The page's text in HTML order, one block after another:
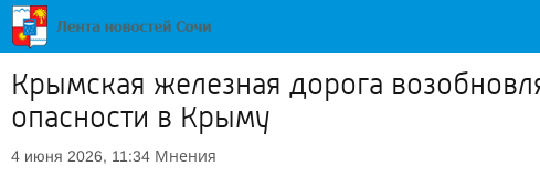
Крымская железная дорога
опасности в Крыму
4 июня 2026, 11:34 Мнения